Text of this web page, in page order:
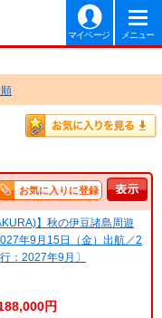
マイページ メニュー
お気に入りに登録
】秋の伊豆諸島周遊
年9月15日（金）出航／2
：2027年9月〕
円